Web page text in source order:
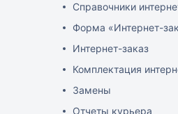
Справочники
Форма «Интернет-
Интернет-заказ
Комплектация
Замены
Отчеты курьера